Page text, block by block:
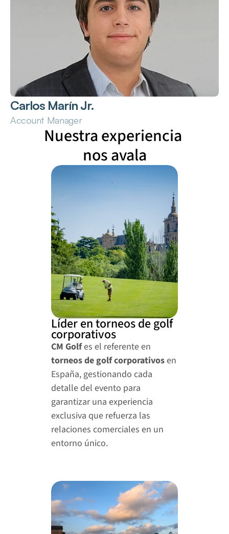
Carlos Marín Jr.
Account Manager
Nuestra experiencia
nos avala
Líder en torneos de golf
corporativos
CM Golf
torneos de golf corporativos en
España, gestionando cada
detalle del evento para
garantizar una experiencia
exclusiva que refuerza las
relaciones comerciales en un
entorno único.